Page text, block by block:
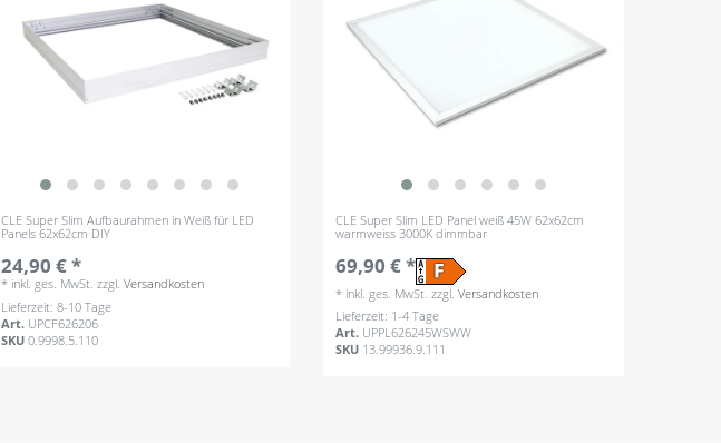
CLE Super Slim Aufbaurahmen in Weiß für LED
Panels 62x62cm DIY
24,90 € *
* inkl. ges. MwSt. zzgl.Versandkosten
Lieferzeit: 8-10 Tage
Art. UPCF626206
SKU0.9998.5.110
CLE Super Slim LED Panel weiß 45W 62x62cm
warmweiss 3000K dimmbar
69,90 € *
* inkl. ges. MwSt. zzgl.Versandkosten
Lieferzeit: 1-4 Tage
Art. UPPL626245WSWW
SKU 13.99936.9.111